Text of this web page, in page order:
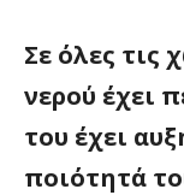
Σε όλες τις
νερού έχει
του έχει
ποιότητά